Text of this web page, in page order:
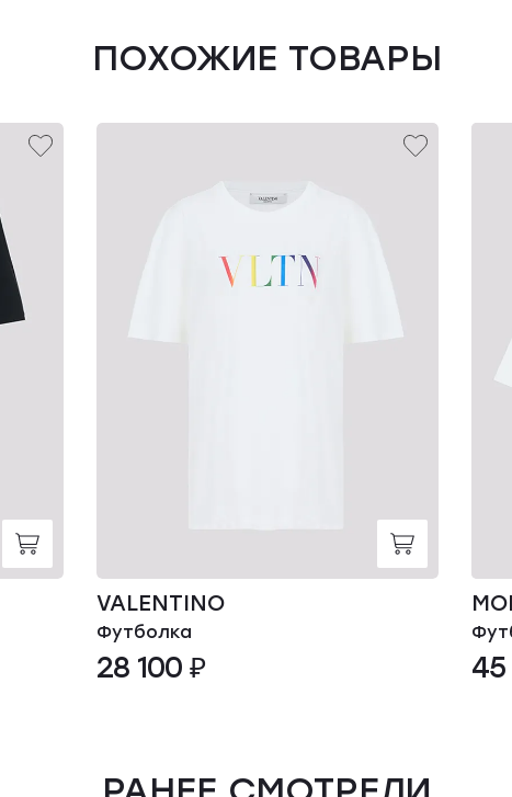
ПОХОЖИЕ ТОВАРЫ
VALENTINO
Футболка
28 100 ₽